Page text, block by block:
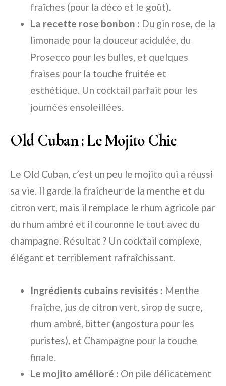
fraîches (pour la déco et le goût).
La recette rose bonbon : Du gin rose, de la
limonade pour la douceur acidulée, du
Prosecco pour les bulles, et quelques
fraises pour la touche fruitée et
esthétique. Un cocktail parfait pour les
journées ensoleillées.
Old Cuban : Le Mojito Chic
Le Old Cuban, c’est un peu le mojito qui a réussi
sa vie. Il garde la fraîcheur de la menthe et du
citron vert, mais il remplace le rhum agricole par
du rhum ambré et il couronne le tout avec du
champagne. Résultat ? Un cocktail complexe,
élégant et terriblement rafraîchissant.
Ingrédients cubains revisités : Menthe
fraîche, jus de citron vert, sirop de sucre,
rhum ambré, bitter (angostura pour les
puristes), et Champagne pour la touche
finale.
Le mojito amélioré : On pile délicatement